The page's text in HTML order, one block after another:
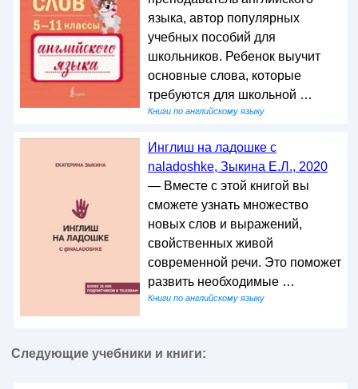
языка, автор популярных
учебных пособий для
школьников. Ребенок выучит
основные слова, которые
требуются для школьной …
Книги по английскому языку
Инглиш на ладошке с
naladoshke, Зыкина Е.Л., 2020
— Вместе с этой книгой вы
сможете узнать множество
новых слов и выражений,
свойственных живой
современной речи. Это поможет
развить необходимые …
Книги по английскому языку
Следующие учебники и книги: